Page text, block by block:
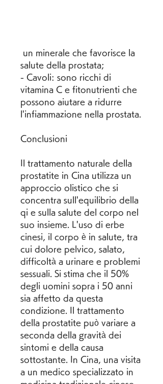
salute della prostata;
- Cavoli: sono ricchi di
vitamina C e fitonutrienti che
possono aiutare a ridurre
l'infiammazione nella prostata.
Conclusioni
Il trattamento naturale della
prostatite in Cina utilizza un
approccio olistico che si
concentra sull'equilibrio della
qi e sulla salute del corpo nel
suo insieme. L'uso di erbe
cinesi, il corpo è in salute, tra
cui dolore pelvico, salato,
difficoltà a urinare e problemi
sessuali. Si stima che il 50%
degli uomini sopra i 50 anni
sia affetto da questa
condizione. Il trattamento
della prostatite può variare a
seconda della gravità dei
sintomi e della causa
sottostante. In Cina, una visita
a un medico specializzato in